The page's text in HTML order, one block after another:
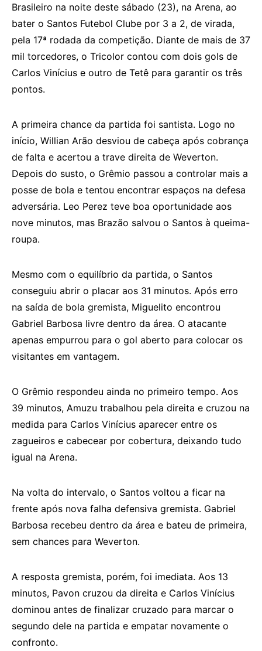
Brasileiro na noite deste sábado (23), na Arena, ao
bater o Santos Futebol Clube por 3 a 2, de virada,
pela 17ª rodada da competição. Diante de mais de 37
mil torcedores, o Tricolor contou com dois gols de
Carlos Vinícius e outro de Tetê para garantir os três
pontos.
A primeira chance da partida foi santista. Logo no
início, Willian Arão desviou de cabeça após cobrança
de falta e acertou a trave direita de Weverton.
Depois do susto, o Grêmio passou a controlar mais a
posse de bola e tentou encontrar espaços na defesa
adversária. Leo Perez teve boa oportunidade aos
nove minutos, mas Brazão salvou o Santos à queima-
roupa.
Mesmo com o equilíbrio da partida, o Santos
conseguiu abrir o placar aos 31 minutos. Após erro
na saída de bola gremista, Miguelito encontrou
Gabriel Barbosa livre dentro da área. O atacante
apenas empurrou para o gol aberto para colocar os
visitantes em vantagem.
O Grêmio respondeu ainda no primeiro tempo. Aos
39 minutos, Amuzu trabalhou pela direita e cruzou na
medida para Carlos Vinícius aparecer entre os
zagueiros e cabecear por cobertura, deixando tudo
igual na Arena.
Na volta do intervalo, o Santos voltou a ficar na
frente após nova falha defensiva gremista. Gabriel
Barbosa recebeu dentro da área e bateu de primeira,
sem chances para Weverton.
A resposta gremista, porém, foi imediata. Aos 13
minutos, Pavon cruzou da direita e Carlos Vinícius
dominou antes de finalizar cruzado para marcar o
segundo dele na partida e empatar novamente o
confronto.